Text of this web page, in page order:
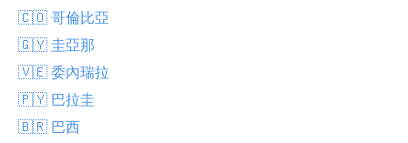
🇨🇴 哥倫比亞
🇬🇾 圭亞那
🇻🇪 委內瑞拉
🇵🇾 巴拉圭
🇧🇷 巴西